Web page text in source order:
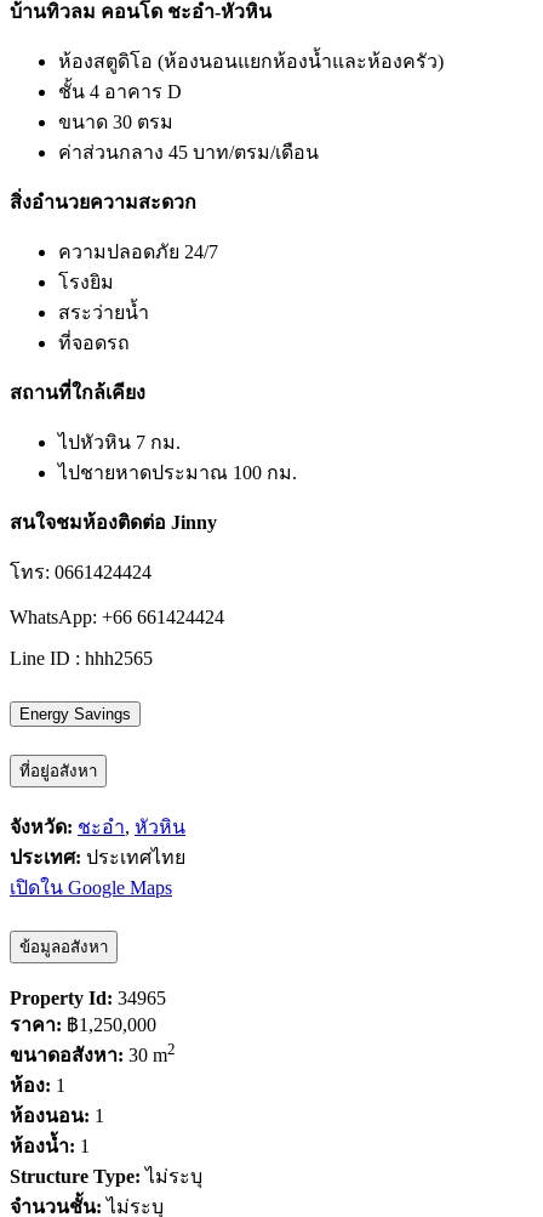
บ้านทิวลม คอนโด ชะอำ-หัวหิน
ห้องสตูดิโอ (ห้องนอนแยกห้องน้ำและห้องครัว)
ชั้น 4 อาคาร D
ขนาด 30 ตรม
ค่าส่วนกลาง 45 บาท/ตรม/เดือน
สิ่งอำนวยความสะดวก
ความปลอดภัย 24/7
โรงยิม
สระว่ายน้ำ
ที่จอดรถ
สถานที่ใกล้เคียง
ไปหัวหิน 7 กม.
ไปชายหาดประมาณ 100 กม.
สนใจชมห้องติดต่อ Jinny
โทร: 0661424424
WhatsApp: +66 661424424
Line ID : hhh2565
Energy Savings
ที่อยู่อสังหา
จังหวัด: ชะอำ, หัวหิน
ประเทศ: ประเทศไทย
เปิดใน Google Maps
ข้อมูลอสังหา
Property Id: 34965
ราคา: ฿1,250,000
ขนาดอสังหา: 30 m2
ห้อง: 1
ห้องนอน: 1
ห้องน้ำ: 1
Structure Type: ไม่ระบุ
จำนวนชั้น: ไม่ระบุ